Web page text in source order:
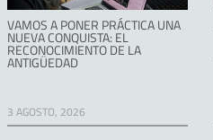
VAMOS A PONER PRÁCTICA UNA
NUEVA CONQUISTA: EL
RECONOCIMIENTO DE LA
ANTIGÜEDAD
3 AGOSTO, 2026